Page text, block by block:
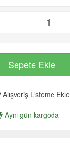
Alışveriş Listeme Ekle
Aynı gün kargoda